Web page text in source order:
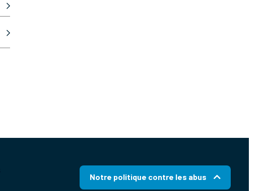
Notre politique contre les abus